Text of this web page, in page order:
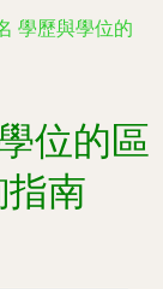
學歷與學位的
位的區
指南